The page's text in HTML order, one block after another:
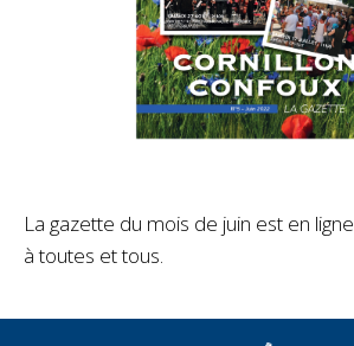
La gazette du mois de juin est en ligne
à toutes et tous.